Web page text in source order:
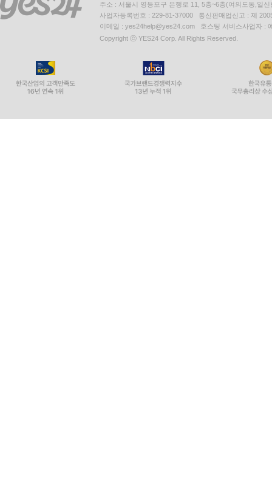
주소 : 서울시 영등포구 은행로 11, 5층~6층(여의도동,일신
사업자등록번호 : 229-81-37000 통신판매업신고 : 제
이메일 : yes24help@yes24.com 호스팅 서비스사업자 :
Copyright ⓒ YES24 Corp. All Rights Reserved.